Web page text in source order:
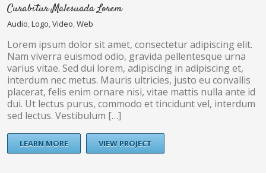
Curabitur Malesuada Lorem
Audio,Logo,Video,Web
Lorem ipsum dolor sit amet, consectetur adipiscing elit.
Nam viverra euismod odio, gravida pellentesque urna
varius vitae. Sed dui lorem, adipiscing in adipiscing et,
interdum nec metus. Mauris ultricies, justo eu convallis
placerat, felis enim ornare nisi, vitae mattis nulla ante id
dui. Ut lectus purus, commodo et tincidunt vel, interdum
sed lectus. Vestibulum […]
LEARN MORE VIEW PROJECT